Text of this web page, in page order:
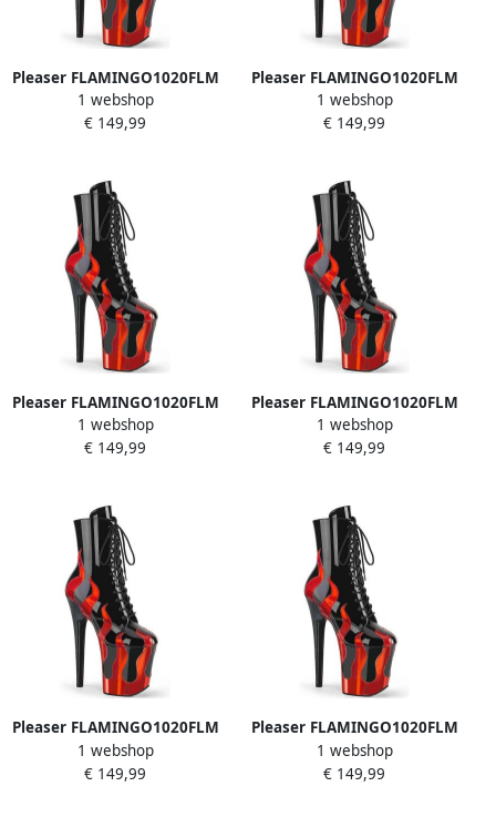
Pleaser FLAMINGO1020FLM
Plateau Laarzen Paaldans
schoenen 38 Shoes Zwart
1 webshop
€ 149,99
Pleaser FLAMINGO1020FLM
Plateau Laarzen Paaldans
schoenen 37 Shoes Zwart
1 webshop
€ 149,99
Pleaser FLAMINGO1020FLM
Plateau Laarzen Paaldans
schoenen 36 Shoes Zwart
1 webshop
€ 149,99
Pleaser FLAMINGO1020FLM
Plateau Laarzen Paaldans
schoenen 39 Shoes Zwart
1 webshop
€ 149,99
Pleaser FLAMINGO1020FLM
Plateau Laarzen Paaldans
schoenen 35 Shoes Zwart
1 webshop
€ 149,99
Pleaser FLAMINGO1020FLM
Plateau Laarzen Paaldans
schoenen 41 Shoes Zwart
1 webshop
€ 149,99